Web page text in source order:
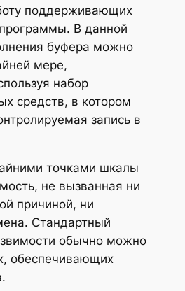
поддерживающих
В данной
буфера можно
мере,
набор
средств, в котором
запись в
точками шкалы
не вызванная ни
причиной, ни
Стандартный
обычно можно
обеспечивающих